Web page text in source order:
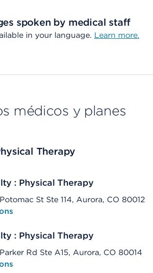
spoken by medical staff
in your language. Learn more.
médicos y planes
Therapy
: Physical Therapy
St Ste 114, Aurora, CO 80012
map application on mobile devices
: Physical Therapy
Rd Ste A15, Aurora, CO 80014
map application on mobile devices